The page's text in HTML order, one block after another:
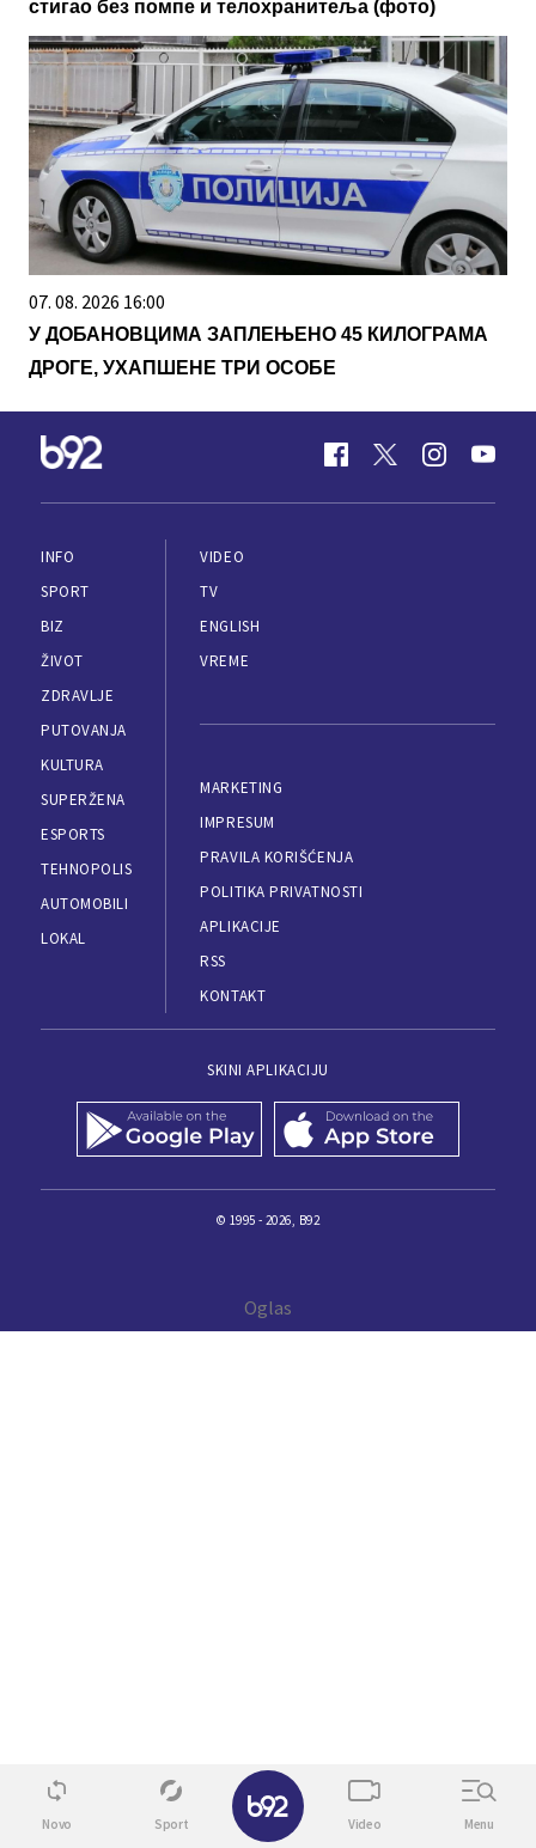
стигао без помпе и телохранитеља (фото)
07. 08. 2026 16:00
У ДОБАНОВЦИМА ЗАПЛЕЊЕНО 45 КИЛОГРАМА
ДРОГЕ, УХАПШЕНЕ ТРИ ОСОБЕ
INFO
SPORT
BIZ
ŽIVOT
ZDRAVLJE
PUTOVANJA
KULTURA
SUPERŽENA
ESPORTS
TEHNOPOLIS
AUTOMOBILI
LOKAL
VIDEO
TV
ENGLISH
VREME
MARKETING
IMPRESUM
PRAVILA KORIŠĆENJA
POLITIKA PRIVATNOSTI
APLIKACIJE
RSS
KONTAKT
SKINI APLIKACIJU
© 1995 - 2026, B92
Novo Sport Video Menu
✕